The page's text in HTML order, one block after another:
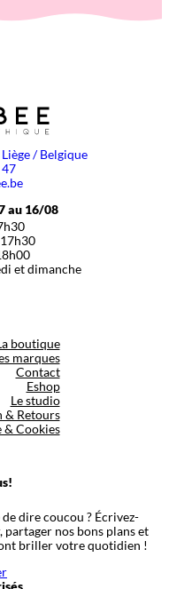
/ Belgique
47
au 16/08
et dimanche
boutique
marques
Contact
Eshop
Le studio
& Retours
& Cookies
dire coucou ? Écrivez-
partager nos bons plans et
briller votre quotidien !